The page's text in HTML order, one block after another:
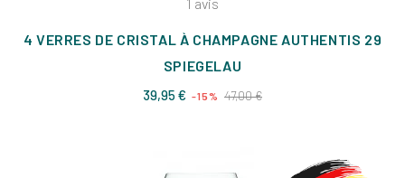
4 VERRES DE CRISTAL À CHAMPAGNE AUTHENTIS 29
SPIEGELAU
39,95 € Prix
-15% 47,00 €Prix